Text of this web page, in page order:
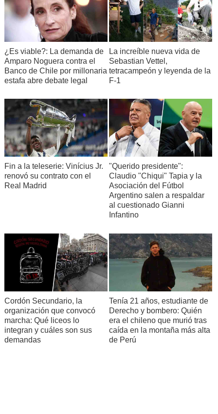
¿Es viable?: La demanda de
Amparo Noguera contra el
Banco de Chile por millonaria
estafa abre debate legal
La increíble nueva vida de
Sebastian Vettel,
tetracampeón y leyenda de la
F-1
Fin a la teleserie: Vinícius Jr.
renovó su contrato con el
Real Madrid
"Querido presidente":
Claudio "Chiqui" Tapia y la
Asociación del Fútbol
Argentino salen a respaldar
al cuestionado Gianni
Infantino
Cordón Secundario, la
organización que convocó
marcha: Qué liceos lo
integran y cuáles son sus
demandas
Tenía 21 años, estudiante de
Derecho y bombero: Quién
era el chileno que murió tras
caída en la montaña más alta
de Perú